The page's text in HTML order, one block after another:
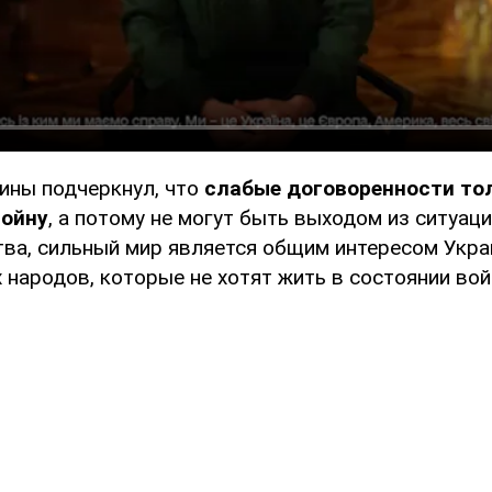
подчеркнул, что слабые договоренности
, а потому не могут быть выходом из
сильный мир является общим интересом
которые не хотят жить в состоянии